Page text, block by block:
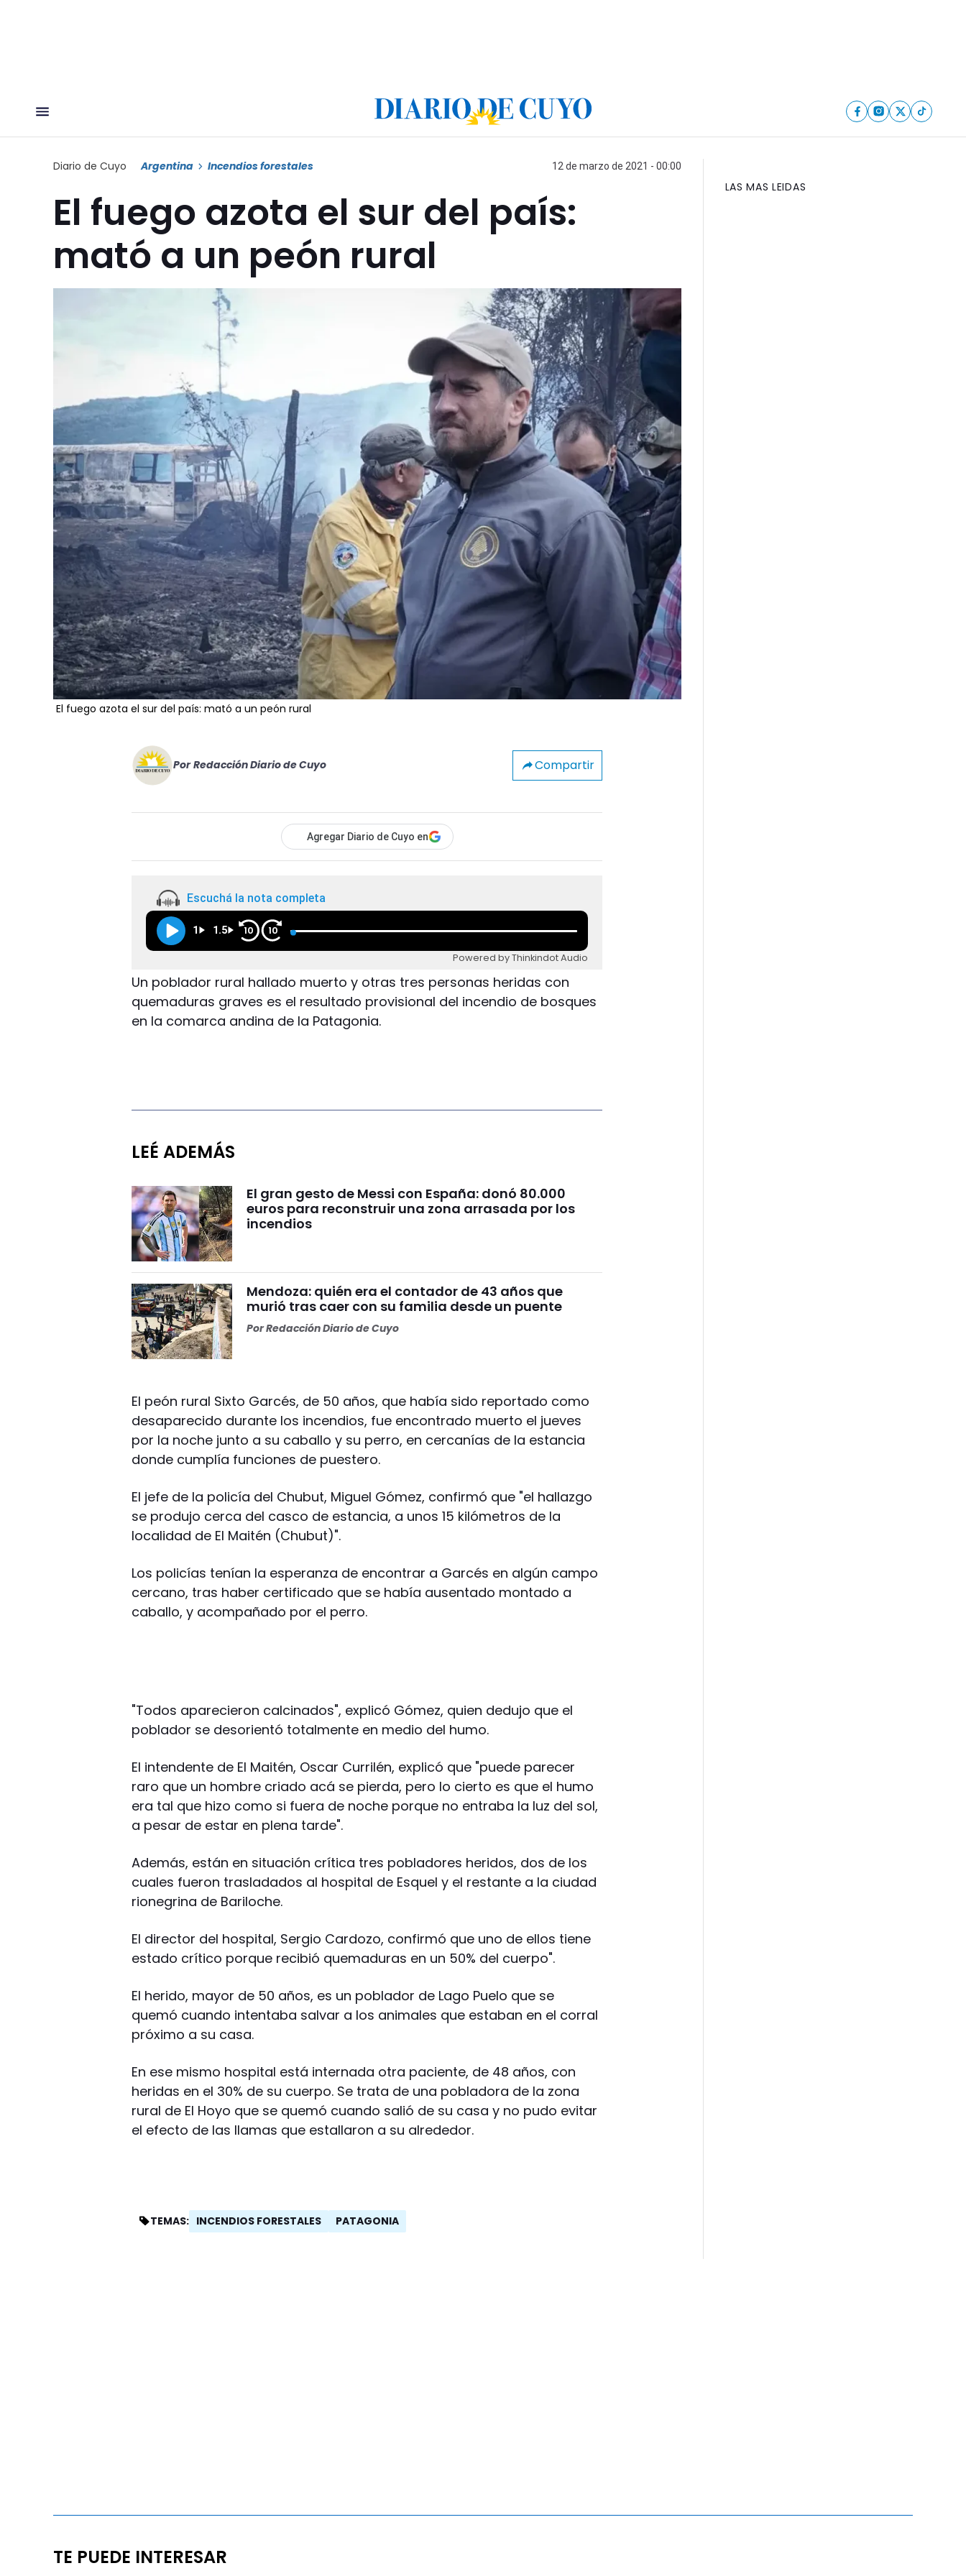
Diario de Cuyo Argentina Incendios forestales 12 de marzo de 2021 - 00:00
El fuego azota el sur del país:
mató a un peón rural
El fuego azota el sur del país: mató a un peón rural
Por Redacción Diario de Cuyo Compartir
Agregar Diario de Cuyo en
Escuchá la nota completa
1 1.5 10 10
Powered by Thinkindot Audio
Un poblador rural hallado muerto y otras tres personas heridas con
quemaduras graves es el resultado provisional del incendio de bosques
en la comarca andina de la Patagonia.
LEÉ ADEMÁS
El gran gesto de Messi con España: donó 80.000
euros para reconstruir una zona arrasada por los
incendios
Mendoza: quién era el contador de 43 años que
murió tras caer con su familia desde un puente
PorRedacción Diario de Cuyo
El peón rural Sixto Garcés, de 50 años, que había sido reportado como
desaparecido durante los incendios, fue encontrado muerto el jueves
por la noche junto a su caballo y su perro, en cercanías de la estancia
donde cumplía funciones de puestero.
El jefe de la policía del Chubut, Miguel Gómez, confirmó que "el hallazgo
se produjo cerca del casco de estancia, a unos 15 kilómetros de la
localidad de El Maitén (Chubut)".
Los policías tenían la esperanza de encontrar a Garcés en algún campo
cercano, tras haber certificado que se había ausentado montado a
caballo, y acompañado por el perro.
"Todos aparecieron calcinados", explicó Gómez, quien dedujo que el
poblador se desorientó totalmente en medio del humo.
El intendente de El Maitén, Oscar Currilén, explicó que "puede parecer
raro que un hombre criado acá se pierda, pero lo cierto es que el humo
era tal que hizo como si fuera de noche porque no entraba la luz del sol,
a pesar de estar en plena tarde".
Además, están en situación crítica tres pobladores heridos, dos de los
cuales fueron trasladados al hospital de Esquel y el restante a la ciudad
rionegrina de Bariloche.
El director del hospital, Sergio Cardozo, confirmó que uno de ellos tiene
estado crítico porque recibió quemaduras en un 50% del cuerpo".
El herido, mayor de 50 años, es un poblador de Lago Puelo que se
quemó cuando intentaba salvar a los animales que estaban en el corral
próximo a su casa.
En ese mismo hospital está internada otra paciente, de 48 años, con
heridas en el 30% de su cuerpo. Se trata de una pobladora de la zona
rural de El Hoyo que se quemó cuando salió de su casa y no pudo evitar
el efecto de las llamas que estallaron a su alrededor.
TEMAS: INCENDIOS FORESTALES PATAGONIA
LAS MAS LEIDAS
TE PUEDE INTERESAR